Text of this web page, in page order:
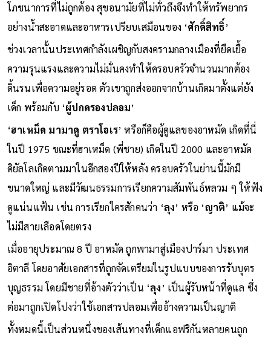
โภชนาการที่ไม่ถูกต้อง สุขอนามัยที่ไม่ทั่วถึงจึงทำให้ทรัพยากร
อย่างน้ำสะอาดและอาหารเปรียบเสมือนของ ‘ศักดิ์สิทธิ์’
ช่วงเวลานั้นประเทศกำลังเผชิญกับสงครามกลางเมืองที่ยืดเยื้อ
ความรุนแรงและความไม่มั่นคงทำให้ครอบครัวจำนวนมากต้อง
ดิ้นรนเพื่อความอยู่รอด ตัวเขาถูกส่งออกจากบ้านเกิดมาตั้งแต่ยัง
เด็ก พร้อมกับ ‘ผู้ปกครองปลอม’
‘ฮาเหม็ด มามาดู ตราโอเร’ หรือก็คือผู้ดูแลของอาหมัด เกิดที่นี่
ในปี 1975 ขณะที่ฮาเหม็ด (พี่ชาย) เกิดในปี 2000 และอาหมัด
ดิยัลโลเกิดตามมาในอีกสองปีให้หลัง ครอบครัวในย่านนี้มักมี
ขนาดใหญ่ และมีวัฒนธรรมการเรียกความสัมพันธ์หลวม ๆ ให้ฟัง
ดูแน่นแฟ้น เช่น การเรียกใครสักคนว่า ‘ลุง’ หรือ ‘ญาติ’ แม้จะ
ไม่มีสายเลือดโดยตรง
เมื่ออายุประมาณ 8 ปี อาหมัด ถูกพามาสู่เมืองปาร์มา ประเทศ
อิตาลี โดยอาศัยเอกสารที่ถูกจัดเตรียมในรูปแบบของการรับบุตร
บุญธรรม โดยมีชายที่อ้างตัวว่าเป็น ‘ลุง’ เป็นผู้รับหน้าที่ดูแล ซึ่ง
ต่อมาถูกเปิดโปงว่าใช้เอกสารปลอมเพื่ออ้างความเป็นญาติ
ทั้งหมดนี้เป็นส่วนหนึ่งของเส้นทางที่เด็กแอฟริกันหลายคนถูก